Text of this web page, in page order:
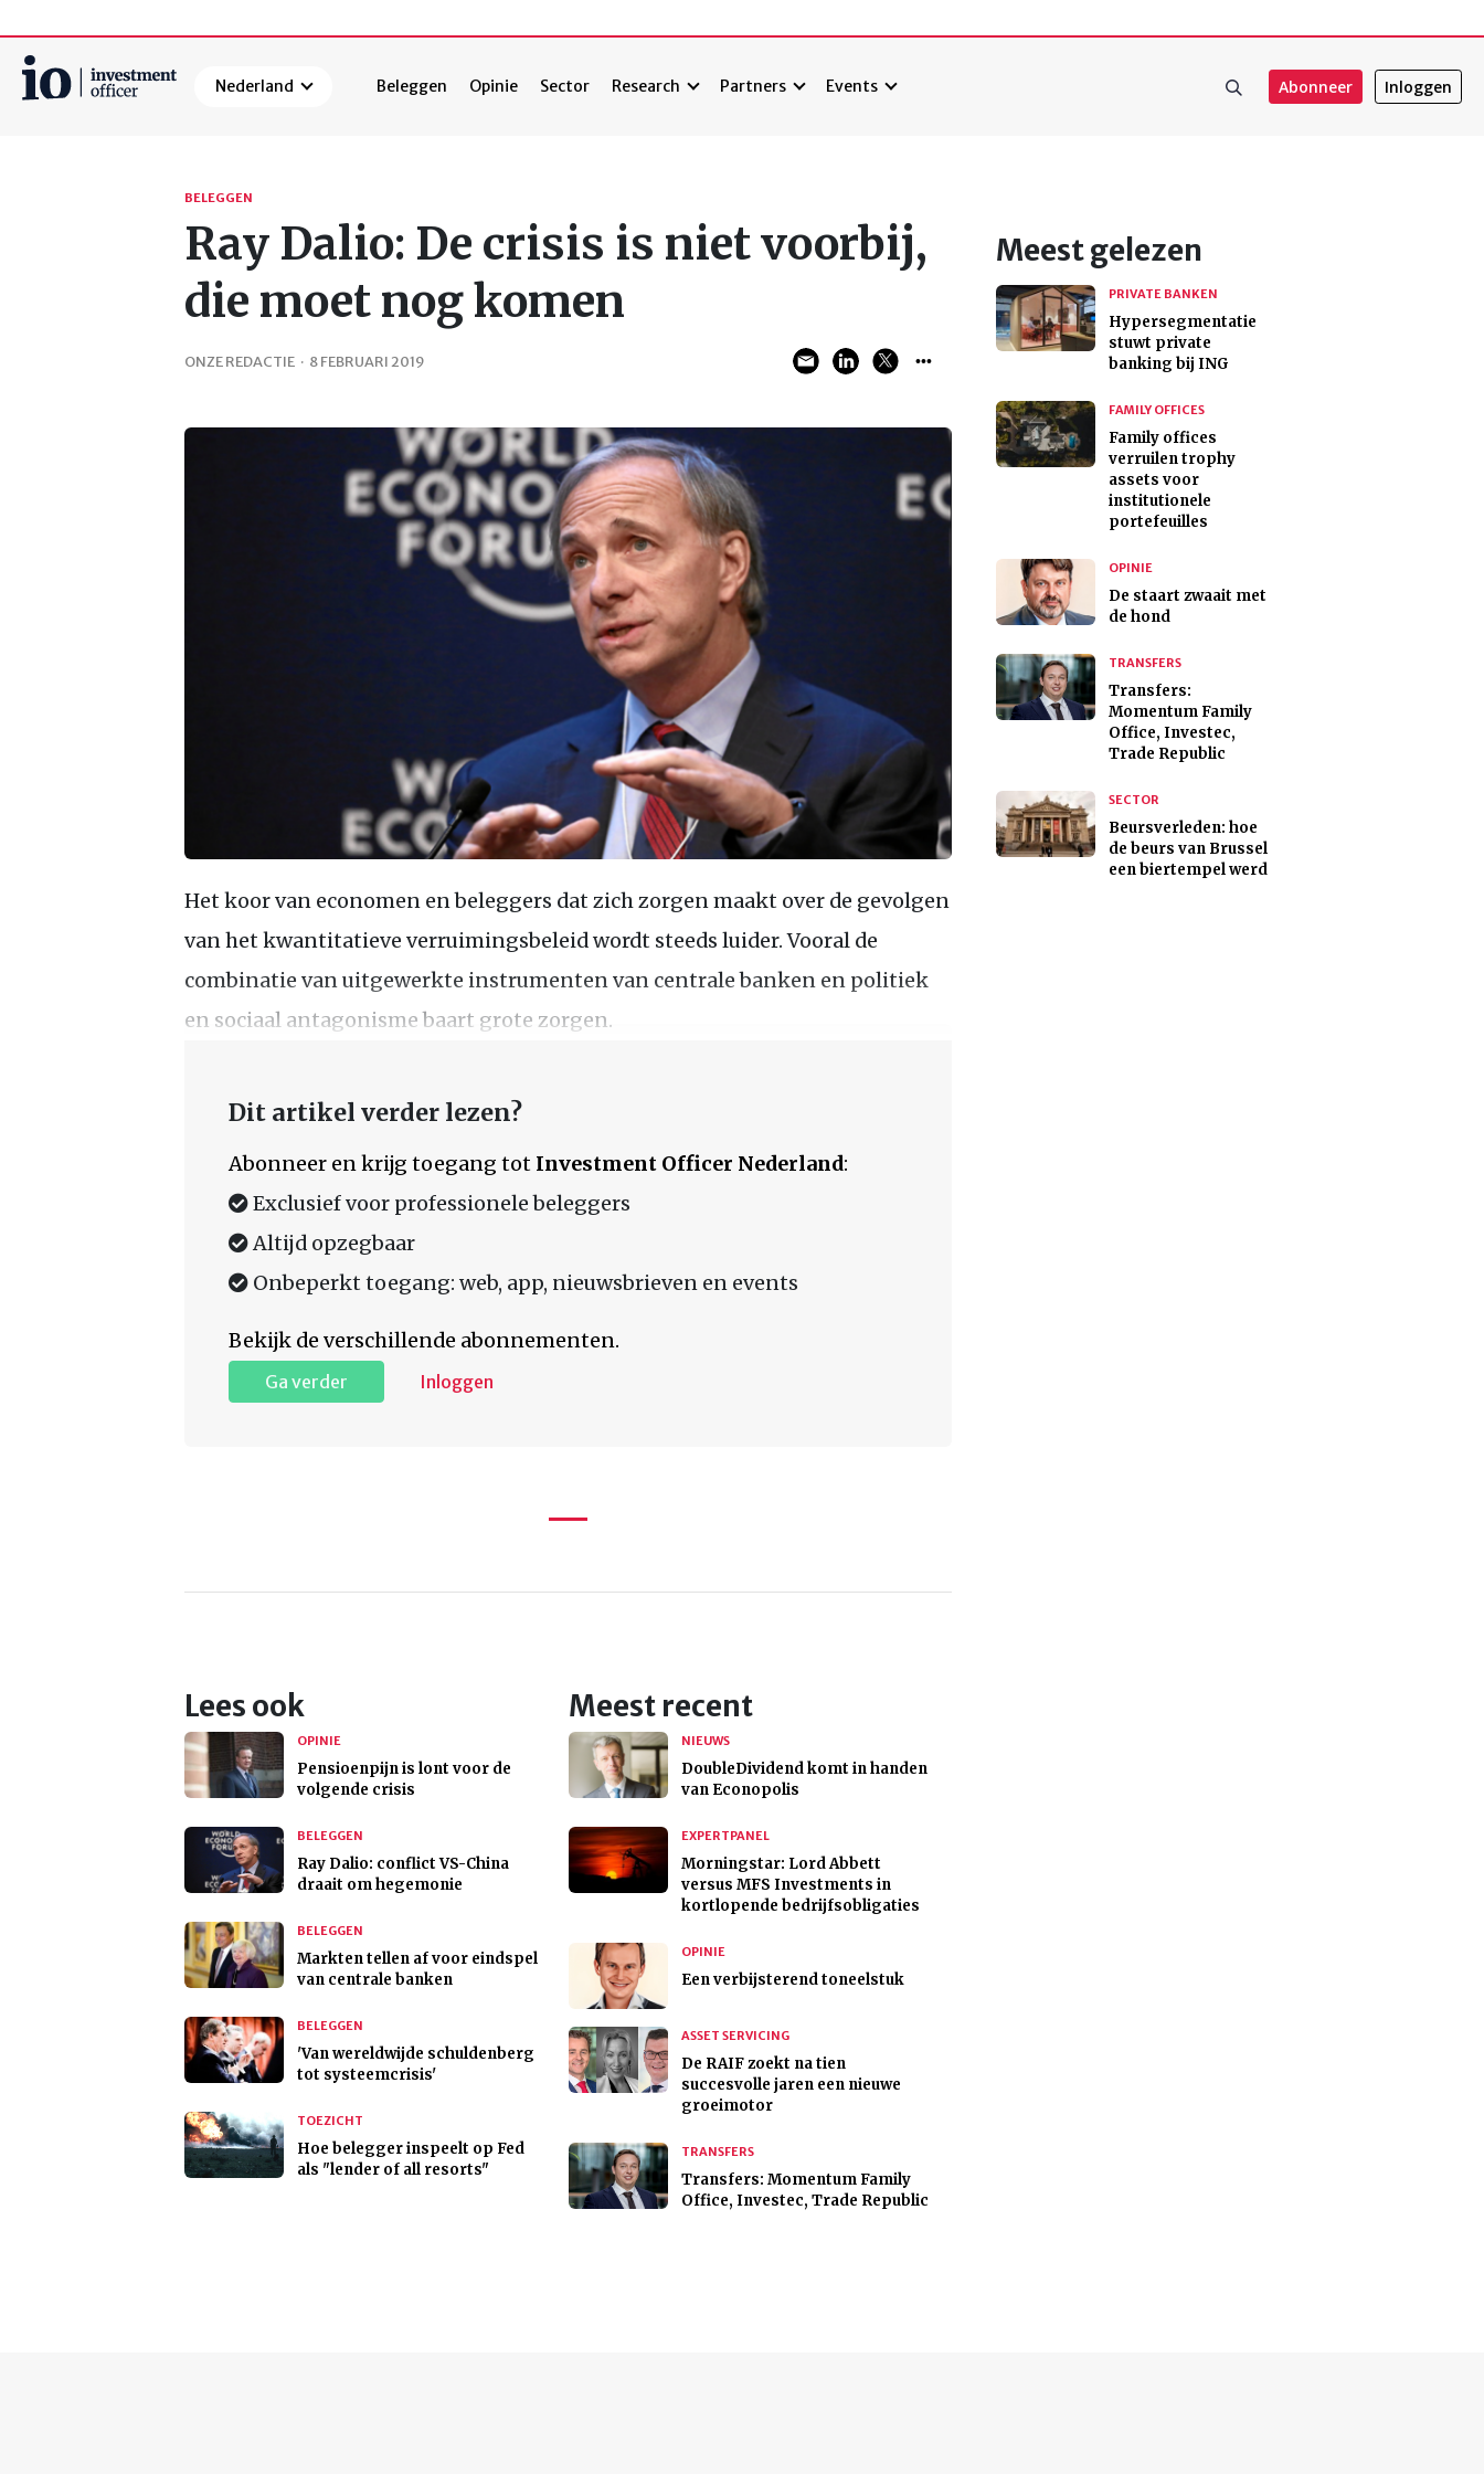
Nederland Beleggen Opinie Sector Research Partners Events Abonneer Inloggen
BELEGGEN
Ray Dalio: De crisis is niet voorbij,
die moet nog komen
ONZE REDACTIE · 8 FEBRUARI 2019
Het koor van economen en beleggers dat zich zorgen maakt over de gevolgen
van het kwantitatieve verruimingsbeleid wordt steeds luider. Vooral de
combinatie van uitgewerkte instrumenten van centrale banken en politiek
en sociaal antagonisme baart grote zorgen.
Dit artikel verder lezen?
Abonneer en krijg toegang tot Investment Officer Nederland:
Exclusief voor professionele beleggers
Altijd opzegbaar
Onbeperkt toegang: web, app, nieuwsbrieven en events
Bekijk de verschillende abonnementen.
Ga verder Inloggen
Lees ook
OPINIE
Pensioenpijn is lont voor de
volgende crisis
BELEGGEN
Ray Dalio: conflict VS-China
draait om hegemonie
BELEGGEN
Markten tellen af voor eindspel
van centrale banken
BELEGGEN
'Van wereldwijde schuldenberg
tot systeemcrisis'
TOEZICHT
Hoe belegger inspeelt op Fed
als "lender of all resorts"
Meest recent
NIEUWS
DoubleDividend komt in handen
van Econopolis
EXPERTPANEL
Morningstar: Lord Abbett
versus MFS Investments in
kortlopende bedrijfsobligaties
OPINIE
Een verbijsterend toneelstuk
ASSET SERVICING
De RAIF zoekt na tien
succesvolle jaren een nieuwe
groeimotor
TRANSFERS
Transfers: Momentum Family
Office, Investec, Trade Republic
Meest gelezen
PRIVATE BANKEN
Hypersegmentatie
stuwt private
banking bij ING
FAMILY OFFICES
Family offices
verruilen trophy
assets voor
institutionele
portefeuilles
OPINIE
De staart zwaait met
de hond
TRANSFERS
Transfers:
Momentum Family
Office, Investec,
Trade Republic
SECTOR
Beursverleden: hoe
de beurs van Brussel
een biertempel werd